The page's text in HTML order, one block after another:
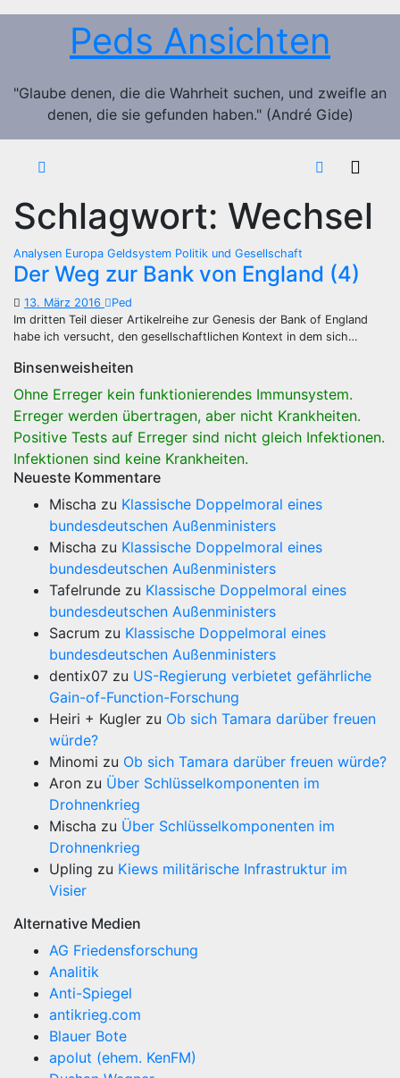
Zum
Peds Ansichten
"Glaube denen, die die Wahrheit suchen, und zweifle an
denen, die sie gefunden haben." (André Gide)
Schlagwort: Wechsel
Analysen Europa Geldsystem Politik und Gesellschaft
Der Weg zur Bank von England (4)
13. März 2016
Ped
Im dritten Teil dieser Artikelreihe zur Genesis der Bank of England
habe ich versucht, den gesellschaftlichen Kontext in dem sich…
Binsenweisheiten
Ohne Erreger kein funktionierendes Immunsystem.
Erreger werden übertragen, aber nicht Krankheiten.
Positive Tests auf Erreger sind nicht gleich Infektionen.
Infektionen sind keine Krankheiten.
Neueste Kommentare
Mischa zu Klassische Doppelmoral eines
bundesdeutschen Außenministers
Mischa zu Klassische Doppelmoral eines
bundesdeutschen Außenministers
Tafelrunde zu Klassische Doppelmoral eines
bundesdeutschen Außenministers
Sacrum zu Klassische Doppelmoral eines
bundesdeutschen Außenministers
dentix07 zu US-Regierung verbietet gefährliche
Gain-of-Function-Forschung
Heiri + Kugler zu Ob sich Tamara darüber freuen
würde?
Minomi zu Ob sich Tamara darüber freuen würde?
Aron zu Über Schlüsselkomponenten im
Drohnenkrieg
Mischa zu Über Schlüsselkomponenten im
Drohnenkrieg
Upling zu Kiews militärische Infrastruktur im
Visier
Alternative Medien
AG Friedensforschung
Analitik
Anti-Spiegel
antikrieg.com
Blauer Bote
apolut (ehem. KenFM)